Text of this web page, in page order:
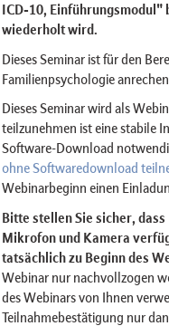
ICD-10, Einführungsmodul"
wiederholt wird.
Dieses Seminar ist für den
Familienpsychologie
Dieses Seminar wird als
teilzunehmen ist eine stabile
Software-Download
ohne Softwaredownload
Webinarbeginn einen
Bitte stellen Sie sicher,
Mikrofon und Kamera
tatsächlich zu Beginn des
Webinar nur nachvollzogen
des Webinars von Ihnen
Teilnahmebestätigung nur